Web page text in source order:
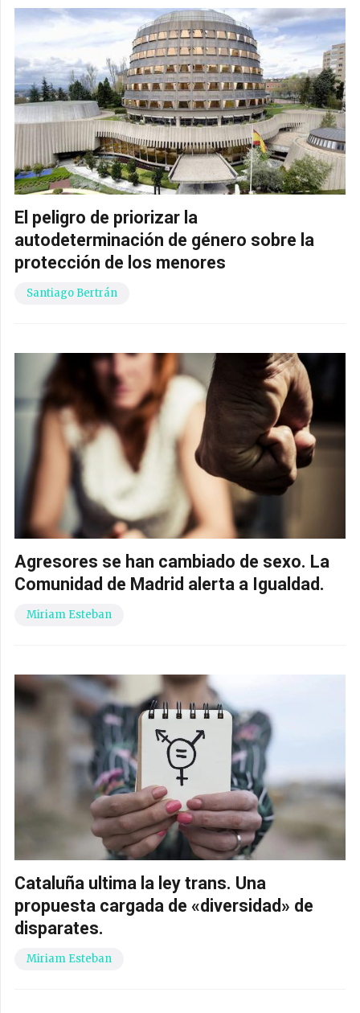
El peligro de priorizar la
autodeterminación de género sobre la
protección de los menores
Santiago Bertrán
Agresores se han cambiado de sexo. La
Comunidad de Madrid alerta a Igualdad.
Miriam Esteban
Cataluña ultima la ley trans. Una
propuesta cargada de «diversidad» de
disparates.
Miriam Esteban